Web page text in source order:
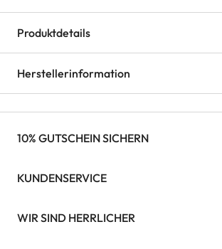
Produktdetails
Herstellerinformation
10% GUTSCHEIN SICHERN
KUNDENSERVICE
WIR SIND HERRLICHER